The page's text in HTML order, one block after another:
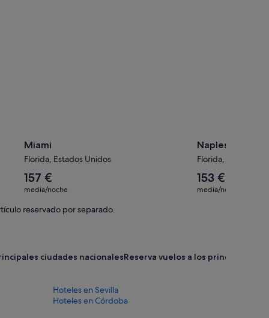
Miami
Florida, Estados Unidos
El
precio
por
157 €
media/noche
Naples
Florida, Estados
El
precio
153 €
media/noche
reservado por separado.
ciudades nacionalesReserva vuelos a los principales
Hoteles en Sevilla
Hoteles en Córdoba